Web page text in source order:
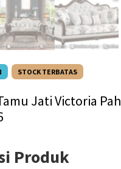
STOCK TERBATAS
Jati Victoria
Produk